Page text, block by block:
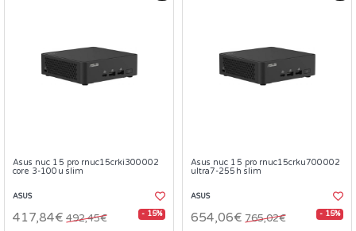
Asus nuc 15 pro rnuc15crki300002
core 3-100u slim
ASUS
417,84€ 492,45€ - 15%
Asus nuc 15 pro rnuc15crku700002
ultra7-255h slim
ASUS
654,06€ 765,02€ - 15%